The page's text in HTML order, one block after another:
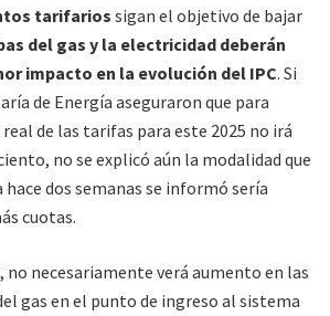
tarifarios sigan el objetivo de bajar
del gas y la electricidad deberán
impacto en la evolución del IPC. Si
de Energía aseguraron que para
de las tarifas para este 2025 no irá
no se explicó aún la modalidad que
dos semanas se informó sería
cuotas.
no necesariamente verá aumento en las
gas en el punto de ingreso al sistema